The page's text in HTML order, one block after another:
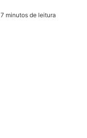
7 minutos de leitura